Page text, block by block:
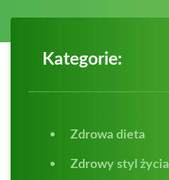
Kategorie:
Zdrowa dieta
Zdrowy styl życia